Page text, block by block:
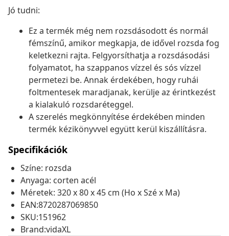
Jó tudni:
Ez a termék még nem rozsdásodott és normál
fémszínű, amikor megkapja, de idővel rozsda fog
keletkezni rajta. Felgyorsíthatja a rozsdásodási
folyamatot, ha szappanos vízzel és sós vízzel
permetezi be. Annak érdekében, hogy ruhái
foltmentesek maradjanak, kerülje az érintkezést
a kialakuló rozsdaréteggel.
A szerelés megkönnyítése érdekében minden
termék kézikönyvvel együtt kerül kiszállításra.
Specifikációk
Színe: rozsda
Anyaga: corten acél
Méretek: 320 x 80 x 45 cm (Ho x Szé x Ma)
EAN:8720287069850
SKU:151962
Brand:vidaXL